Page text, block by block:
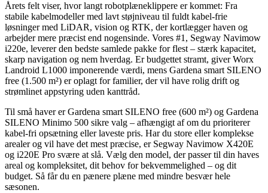
Årets felt viser, hvor langt robotplæneklippere er kommet: Fra
stabile kabelmodeller med lavt støjniveau til fuldt kabel-frie
løsninger med LiDAR, vision og RTK, der kortlægger haven og
arbejder mere præcist end nogensinde. Vores #1, Segway Navimow
i220e, leverer den bedste samlede pakke for flest – stærk kapacitet,
skarp navigation og nem hverdag. Er budgettet stramt, giver Worx
Landroid L1000 imponerende værdi, mens Gardena smart SILENO
free (1.500 m²) er oplagt for familier, der vil have rolig drift og
strømlinet appstyring uden kanttråd.
Til små haver er Gardena smart SILENO free (600 m²) og Gardena
SILENO Minimo 500 sikre valg – afhængigt af om du prioriterer
kabel-fri opsætning eller laveste pris. Har du store eller komplekse
arealer og vil have det mest præcise, er Segway Navimow X420E
og i220E Pro svære at slå. Vælg den model, der passer til din haves
areal og kompleksitet, dit behov for bekvemmelighed – og dit
budget. Så får du en pænere plæne med mindre besvær hele
sæsonen.